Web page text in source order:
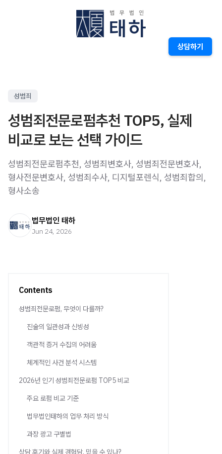
상담하기
성범죄
성범죄전문로펌추천 TOP5, 실제
비교로 보는 선택 가이드
성범죄전문로펌추천, 성범죄변호사, 성범죄전문변호사,
형사전문변호사, 성범죄수사, 디지털포렌식, 성범죄합의,
형사소송
법무법인 태하
Jun 24, 2026
Contents
성범죄전문로펌, 무엇이 다를까?
진술의 일관성과 신빙성
객관적 증거 수집의 어려움
체계적인 사건 분석 시스템
2026년 인기 성범죄전문로펌 TOP5 비교
주요 로펌 비교 기준
법무법인태하의 업무 처리 방식
과장 광고 구별법